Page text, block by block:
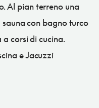
Al pian terreno una
con bagno turco
corsi di cucina.
e Jacuzzi